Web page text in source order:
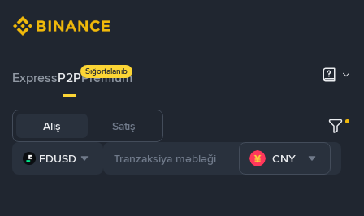
ExpressP2PPremium
Sığortalanıb
Alış Satış
FDUSD CNY